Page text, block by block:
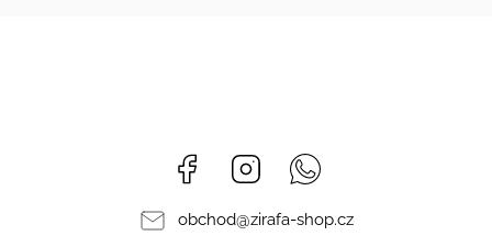
Facebook Instagram
obchod@zirafa-shop.cz